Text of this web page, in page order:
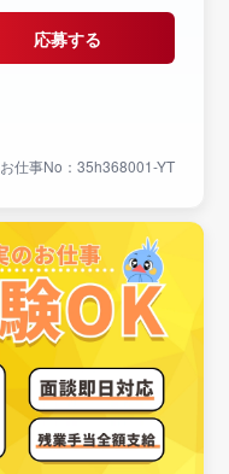
応募する
お仕事No：35h368001-YT